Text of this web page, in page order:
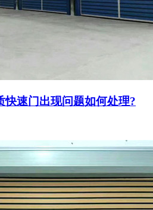
快速门出现问题如何处理?